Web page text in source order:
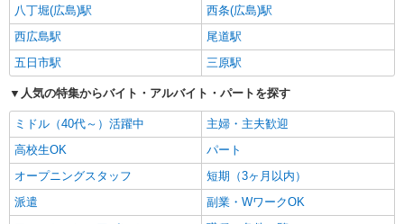
八丁堀(広島)駅
西条(広島)駅
西広島駅
尾道駅
五日市駅
三原駅
人気の特集からバイト・アルバイト・パートを探す
ミドル（40代～）活躍中
主婦・主夫歓迎
高校生OK
パート
オープニングスタッフ
短期（3ヶ月以内）
派遣
副業・WワークOK